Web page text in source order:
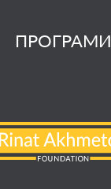
ПРОГРАМИ